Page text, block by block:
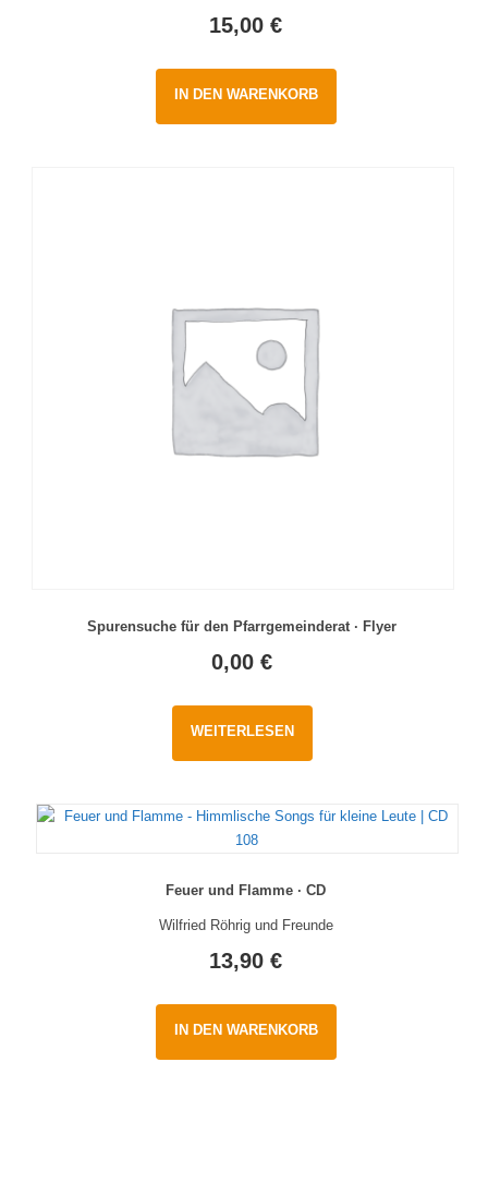
15,00€
IN DEN WARENKORB
Spurensuche für den Pfarrgemeinderat · Flyer
0,00€
WEITERLESEN
Feuer und Flamme · CD
Wilfried Röhrig und Freunde
13,90€
IN DEN WARENKORB